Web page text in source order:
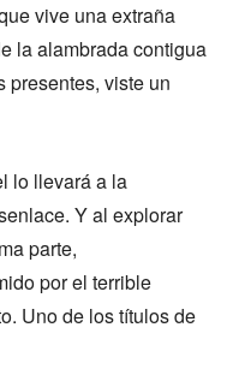
vive una extraña
la alambrada contigua
presentes, viste un
lo llevará a la
Y al explorar
parte,
por el terrible
Uno de los títulos de